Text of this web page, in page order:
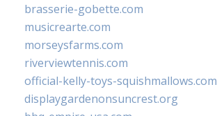
brasserie-gobette.com
musicrearte.com
morseysfarms.com
riverviewtennis.com
official-kelly-toys-squishmallows.com
displaygardenonsuncrest.org